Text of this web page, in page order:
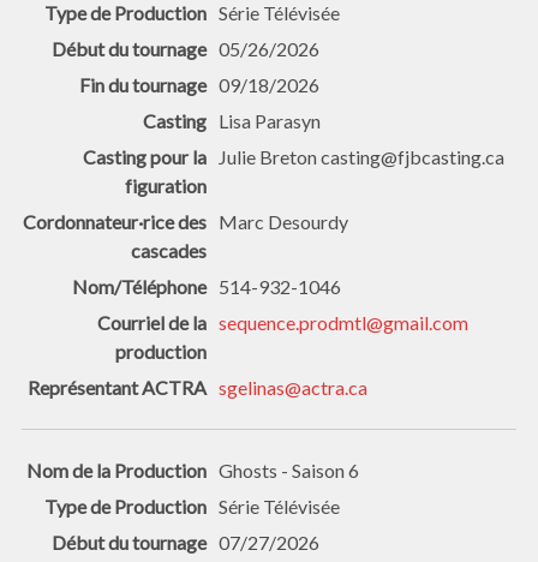
Série Télévisée
05/26/2026
09/18/2026
Lisa Parasyn
Julie Breton casting@fjbcasting.ca
Marc Desourdy
514-932-1046
sequence.prodmtl@gmail.com
sgelinas@actra.ca
Ghosts - Saison 6
Série Télévisée
07/27/2026